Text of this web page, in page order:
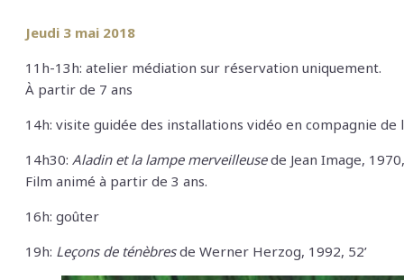
Jeudi 3 mai 2018
11h-13h: atelier médiation sur réservation uniquement.
À partir de 7 ans
14h: visite guidée des installations vidéo en compagnie
14h30: Aladin et la lampe merveilleusede Jean Image, 1970,
Film animé à partir de 3 ans.
16h: goûter
19h: Leçons de ténèbresde Werner Herzog, 1992, 52’